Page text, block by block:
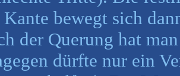
Kante bewegt sich
der Querung hat
dürfte nur ein